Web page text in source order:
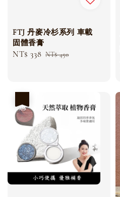
FTJ 丹麥冷杉系列 車載
固體香膏
Sale
NT$ 338 Regular
NT$ 450